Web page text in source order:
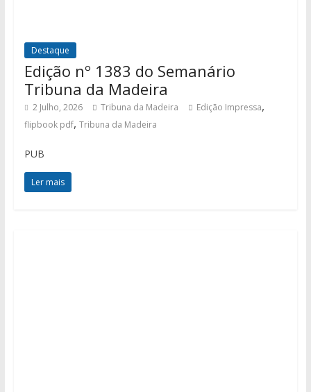
Destaque
Edição nº 1383 do Semanário
Tribuna da Madeira
2 Julho, 2026 Tribuna da Madeira Edição Impressa,
flipbook pdf, Tribuna da Madeira
PUB
Ler mais